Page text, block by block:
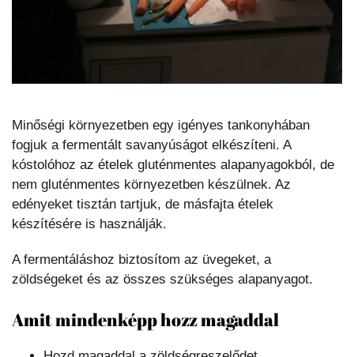
Minőségi környezetben egy igényes tankonyhában
fogjuk a fermentált savanyúságot elkészíteni. A
kóstolóhoz az ételek gluténmentes alapanyagokból, de
nem gluténmentes környezetben készülnek. Az
edényeket tisztán tartjuk, de másfajta ételek
készítésére is használják.
A fermentáláshoz biztosítom az üvegeket, a
zöldségeket és az összes szükséges alapanyagot.
Amit mindenképp hozz magaddal